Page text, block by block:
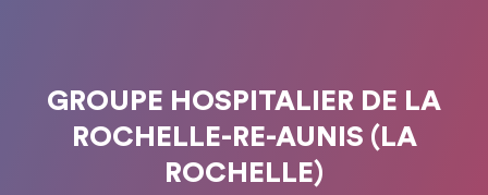
GROUPE HOSPITALIER DE LA
ROCHELLE-RE-AUNIS (LA
ROCHELLE)